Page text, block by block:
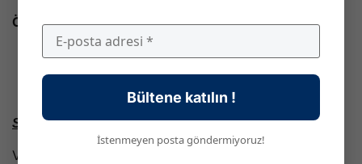
Öğrenciler genellikle:
İngilizce öğrenir
İkinci yabancı dil öğrenir
Uluslararası ortamda eğitim alır
Staj İmkanları
Vatel öğrencileri her yıl
Bültene katılın !
İstenmeyen posta göndermiyoruz!